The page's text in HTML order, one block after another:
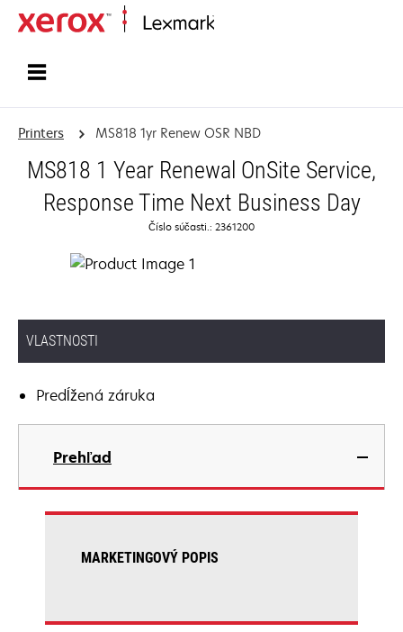
Printers MS818 1yr Renew OSR NBD
MS818 1 Year Renewal OnSite Service,
Response Time Next Business Day
Číslo súčasti.: 2361200
VLASTNOSTI
Predĺžená záruka
Prehľad
MARKETINGOVÝ POPIS